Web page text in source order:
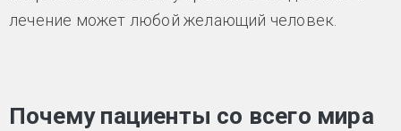
лечение может любой желающий человек.
Почему пациенты со всего мира